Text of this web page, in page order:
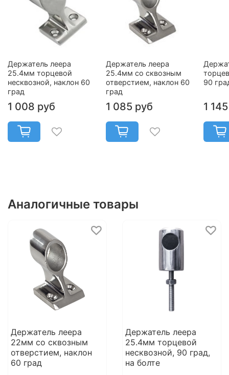
Держатель леера
25.4мм торцевой
несквозной, наклон 60
град
1 008 руб
Держатель леера
25.4мм со сквозным
отверстием, наклон 60
град
1 085 руб
90
1
Аналогичные товары
Держатель леера
22мм со сквозным
отверстием, наклон
60 град
Держатель леера
25.4мм торцевой
несквозной, 90 град,
на болте